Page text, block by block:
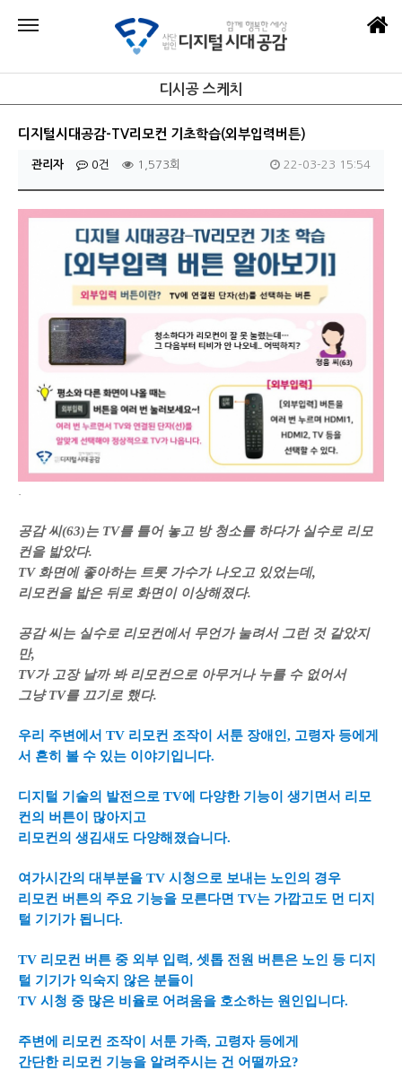
디시공 스케치
디지털시대공감-TV리모컨 기초학습(외부입력버튼)
관리자 0건 1,573회 22-03-23 15:54
공감 씨(63)는 TV를 틀어 놓고 방 청소를 하다가 실수로 리모
컨을 밟았다.
TV 화면에 좋아하는 트롯 가수가 나오고 있었는데,
리모컨을 밟은 뒤로 화면이 이상해졌다.
공감 씨는 실수로 리모컨에서 무언가 눌려서 그런 것 같았지
만,
TV가 고장 날까 봐 리모컨으로 아무거나 누를 수 없어서
그냥 TV를 끄기로 했다.
우리 주변에서 TV 리모컨 조작이 서툰 장애인, 고령자 등에게
서 흔히 볼 수 있는 이야기입니다.
디지털 기술의 발전으로 TV에 다양한 기능이 생기면서 리모
컨의 버튼이 많아지고
리모컨의 생김새도 다양해졌습니다.
여가시간의 대부분을 TV 시청으로 보내는 노인의 경우
리모컨 버튼의 주요 기능을 모른다면 TV는 가깝고도 먼 디지
털 기기가 됩니다.
TV 리모컨 버튼 중 외부 입력, 셋톱 전원 버튼은 노인 등 디지
털 기기가 익숙지 않은 분들이
TV 시청 중 많은 비율로 어려움을 호소하는 원인입니다.
주변에 리모컨 조작이 서툰 가족, 고령자 등에게
간단한 리모컨 기능을 알려주시는 건 어떨까요?